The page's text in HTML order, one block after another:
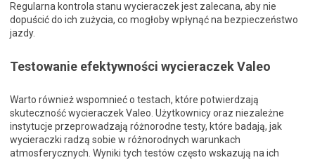
Regularna kontrola stanu wycieraczek jest zalecana, aby nie
dopuścić do ich zużycia, co mogłoby wpłynąć na bezpieczeństwo
jazdy.
Testowanie efektywności wycieraczek Valeo
Warto również wspomnieć o testach, które potwierdzają
skuteczność wycieraczek Valeo. Użytkownicy oraz niezależne
instytucje przeprowadzają różnorodne testy, które badają, jak
wycieraczki radzą sobie w różnorodnych warunkach
atmosferycznych. Wyniki tych testów często wskazują na ich